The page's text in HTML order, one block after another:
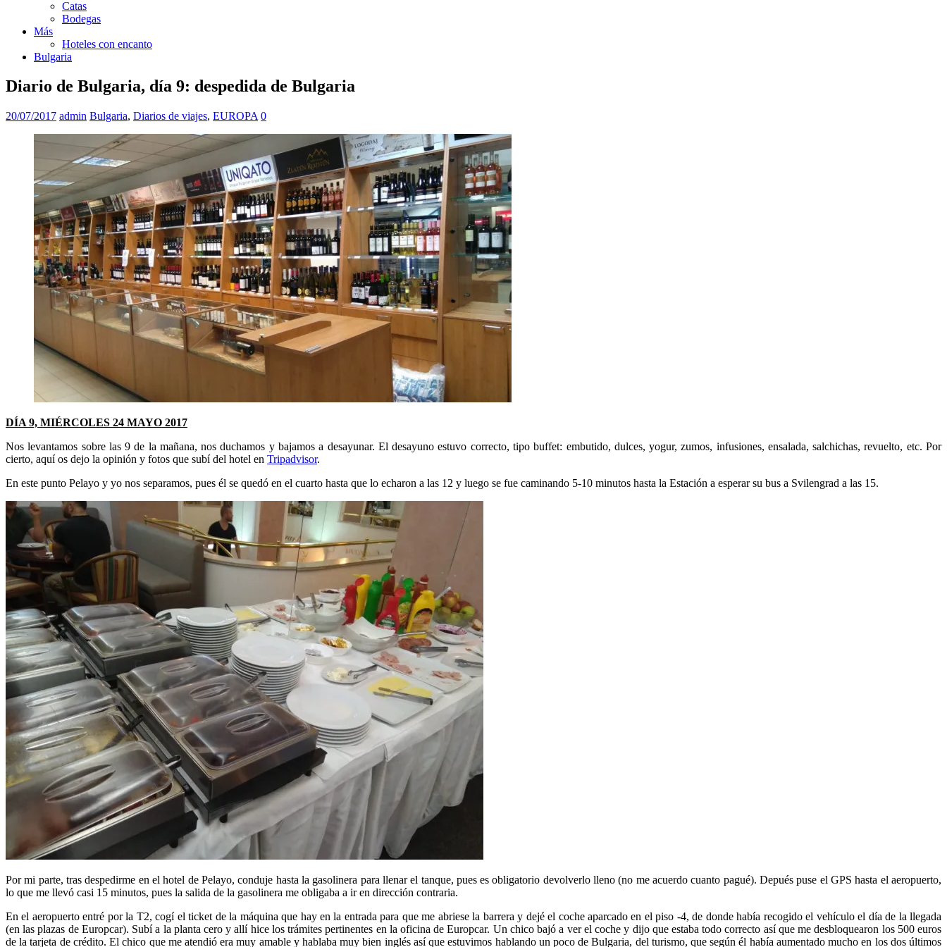
Catas
Bodegas
Más
Hoteles con encanto
Bulgaria
Diario de Bulgaria, día 9: despedida de Bulgaria
20/07/2017 admin Bulgaria, Diarios de viajes, EUROPA 0
DÍA 9, MIÉRCOLES 24 MAYO 2017
Nos levantamos sobre las 9 de la mañana, nos duchamos y bajamos a desayunar. El desayuno estuvo correcto, tipo buffet: embutido, dulces, yogur, zumos, infusiones, ensalada, salchichas, revuelto, etc. Por
cierto, aquí os dejo la opinión y fotos que subí del hotel en Tripadvisor.
En este punto Pelayo y yo nos separamos, pues él se quedó en el cuarto hasta que lo echaron a las 12 y luego se fue caminando 5-10 minutos hasta la Estación a esperar su bus a Svilengrad a las 15.
Por mi parte, tras despedirme en el hotel de Pelayo, conduje hasta la gasolinera para llenar el tanque, pues es obligatorio devolverlo lleno (no me acuerdo cuanto pagué). Depués puse el GPS hasta el aeropuerto,
lo que me llevó casi 15 minutos, pues la salida de la gasolinera me obligaba a ir en dirección contraria.
En el aeropuerto entré por la T2, cogí el ticket de la máquina que hay en la entrada para que me abriese la barrera y dejé el coche aparcado en el piso -4, de donde había recogido el vehículo el día de la llegada
(en las plazas de Europcar). Subí a la planta cero y allí hice los trámites pertinentes en la oficina de Europcar. Un chico bajó a ver el coche y dijo que estaba todo correcto así que me desbloquearon los 500 euros
de la tarjeta de crédito. El chico que me atendió era muy amable y hablaba muy bien inglés así que estuvimos hablando un poco de Bulgaria, del turismo, que según él había aumentado mucho en los dos últimos